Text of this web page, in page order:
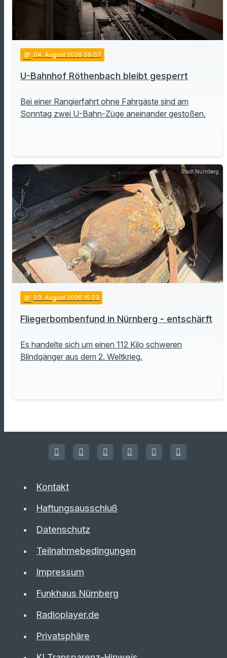
notes 04. August 2026 06:07
U-Bahnhof Röthenbach bleibt gesperrt
Bei einer Rangierfahrt ohne Fahrgäste sind am
Sonntag zwei U-Bahn-Züge aneinander gestoßen.
Stadt Nürnberg
notes 03. August 2026 15:23
Fliegerbombenfund in Nürnberg - entschärft
Es handelte sich um einen 112 Kilo schweren
Blindgänger aus dem 2. Weltkrieg.
Kontakt
Haftungsausschluß
Datenschutz
Teilnahmebedingungen
Impressum
Funkhaus Nürnberg
Radioplayer.de
Privatsphäre